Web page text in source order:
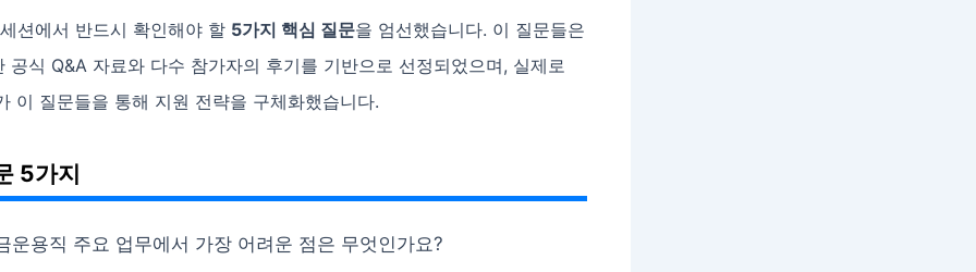
션에서 반드시 확인해야 할 5가지 핵심 질문을 엄선했습니다. 이 질문들은
공식 Q&A 자료와 다수 참가자의 후기를 기반으로 선정되었으며, 실제로
이 질문들을 통해 지원 전략을 구체화했습니다.
5가지
운용직 주요 업무에서 가장 어려운 점은 무엇인가요?